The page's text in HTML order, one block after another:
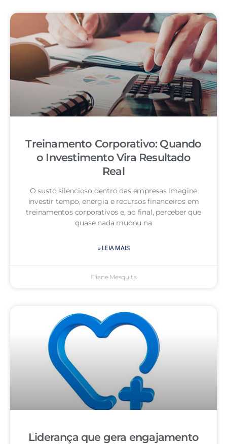
Treinamento Corporativo: Quando
o Investimento Vira Resultado
Real
O susto silencioso dentro das empresas Imagine
investir tempo, energia e recursos financeiros em
treinamentos corporativos e, ao final, perceber que
quase nada mudou na
» LEIA MAIS
Eliane Mesquita
Liderança que gera engajamento